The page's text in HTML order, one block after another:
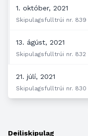
1. október, 2021
Skipulagsfulltrúi nr. 839
13. ágúst, 2021
Skipulagsfulltrúi nr. 832
21. júlí, 2021
Skipulagsfulltrúi nr. 830
Deiliskipulag